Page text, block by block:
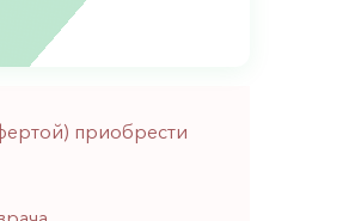
приобрести